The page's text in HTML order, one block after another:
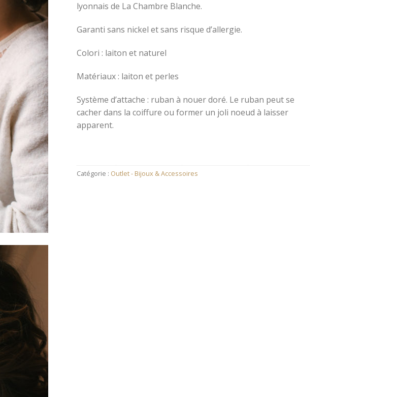
lyonnais de La Chambre Blanche.
Garanti sans nickel et sans risque d’allergie.
Colori : laiton et naturel
Matériaux : laiton et perles
Système d’attache : ruban à nouer doré. Le ruban peut se
cacher dans la coiffure ou former un joli noeud à laisser
apparent.
Catégorie : Outlet - Bijoux & Accessoires